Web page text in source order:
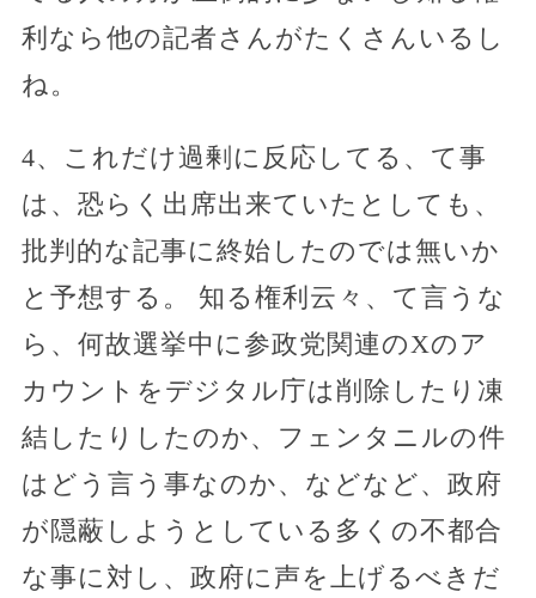
利なら他の記者さんがたくさんいるし
ね。
4、これだけ過剰に反応してる、て事
は、恐らく出席出来ていたとしても、
批判的な記事に終始したのでは無いか
と予想する。 知る権利云々、て言うな
ら、何故選挙中に参政党関連のXのア
カウントをデジタル庁は削除したり凍
結したりしたのか、フェンタニルの件
はどう言う事なのか、などなど、政府
が隠蔽しようとしている多くの不都合
な事に対し、政府に声を上げるべきだ